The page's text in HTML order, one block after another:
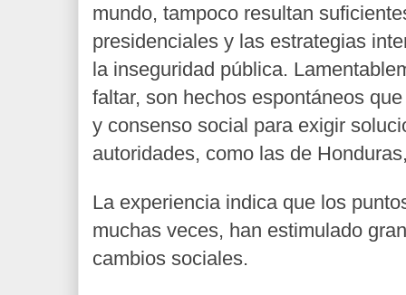
mundo, tampoco resultan
presidenciales y las estrategias
la inseguridad pública.
faltar, son hechos espontáneos
y consenso social para exigir
autoridades, como las de
La experiencia indica que los
muchas veces, han estimulado
cambios sociales.